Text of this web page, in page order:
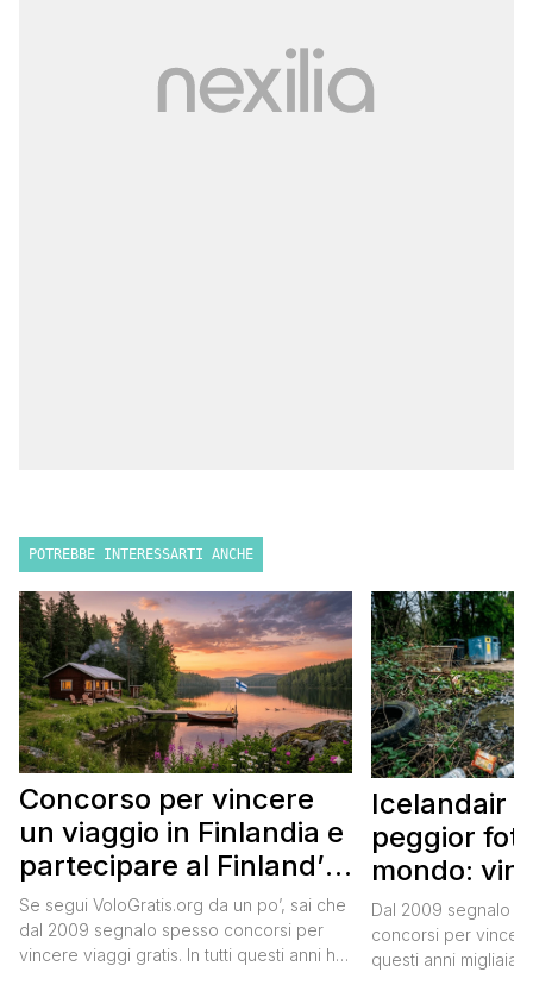
POTREBBE INTERESSARTI ANCHE
Concorso per vincere
un viaggio in Finlandia e
partecipare al Finland’s
Official Tasting
Se segui VoloGratis.org da un po’, sai che
dal 2009 segnalo spesso concorsi per
vincere viaggi gratis. In tutti questi anni ho
Icelandair
peggior
mondo:
in Islanda
dollari
Dal 2009 segnalo
concorsi per
questi anni migliaia